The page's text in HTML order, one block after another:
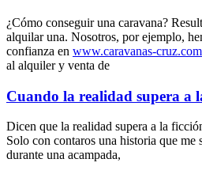
¿Cómo conseguir una caravana?
alquilar una. Nosotros, por ejemplo,
confianza en www.caravanas-cruz.com
al alquiler y venta de
Cuando la realidad supera a
Dicen que la realidad supera a la
Solo con contaros una historia que me
durante una acampada,